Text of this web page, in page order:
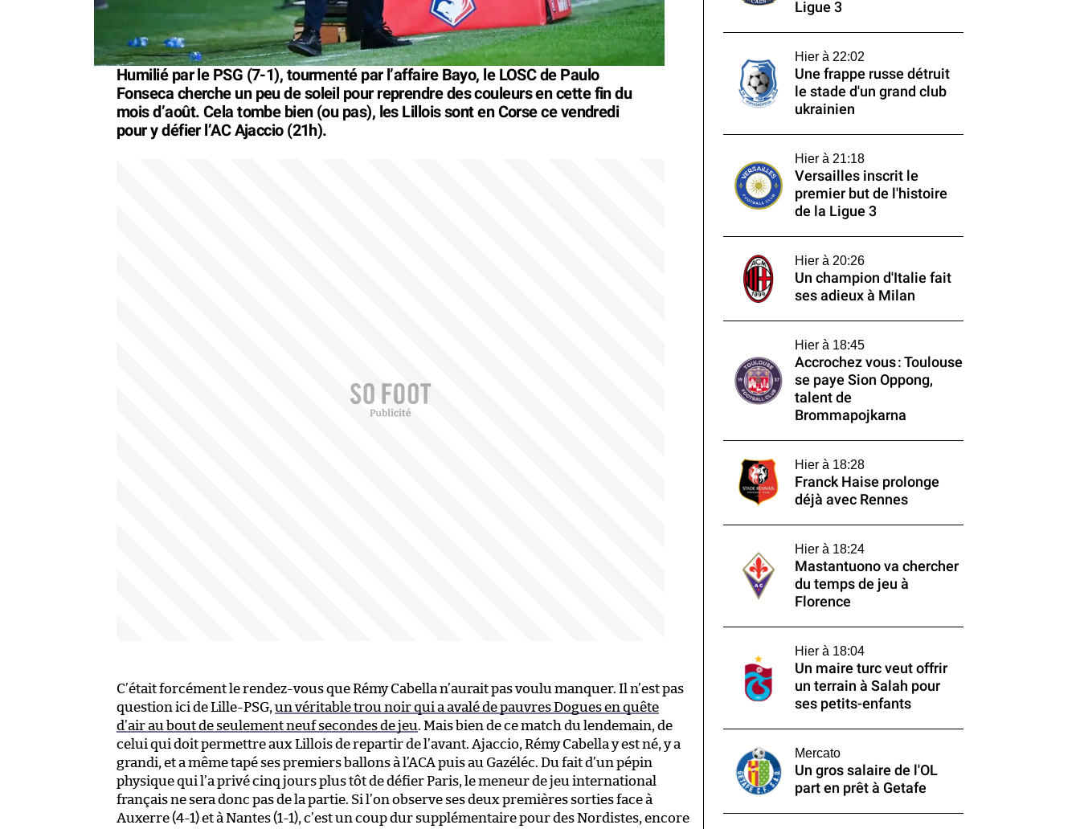
Humilié par le PSG (7-1), tourmenté par l’affaire Bayo, le LOSC de Paulo
Fonseca cherche un peu de soleil pour reprendre des couleurs en cette fin du
mois d’août. Cela tombe bien (ou pas), les Lillois sont en Corse ce vendredi
pour y défier l’AC Ajaccio (21h).
C’était forcément le rendez-vous que Rémy Cabella n’aurait pas voulu manquer. Il n’est pas
question ici de Lille-PSG, un véritable trou noir qui a avalé de pauvres Dogues en quête
d’air au bout de seulement neuf secondes de jeu. Mais bien de ce match du lendemain, de
celui qui doit permettre aux Lillois de repartir de l’avant. Ajaccio, Rémy Cabella y est né, y a
grandi, et a même tapé ses premiers ballons à l’ACA puis au Gazéléc. Du fait d’un pépin
physique qui l’a privé cinq jours plus tôt de défier Paris, le meneur de jeu international
français ne sera donc pas de la partie. Si l’on observe ses deux premières sorties face à
Auxerre (4-1) et à Nantes (1-1), c’est un coup dur supplémentaire pour des Nordistes, encore
Ligue 3
Hier à 22:02
Une frappe russe détruit
le stade d'un grand club
ukrainien
Hier à 21:18
Versailles inscrit le
premier but de l'histoire
de la Ligue 3
Hier à 20:26
Un champion d'Italie fait
ses adieux à Milan
Hier à 18:45
Accrochez vous : Toulouse
se paye Sion Oppong,
talent de
Brommapojkarna
Hier à 18:28
Franck Haise prolonge
déjà avec Rennes
Hier à 18:24
Mastantuono va chercher
du temps de jeu à
Florence
Hier à 18:04
Un maire turc veut offrir
un terrain à Salah pour
ses petits-enfants
Mercato
Un gros salaire de l'OL
part en prêt à Getafe